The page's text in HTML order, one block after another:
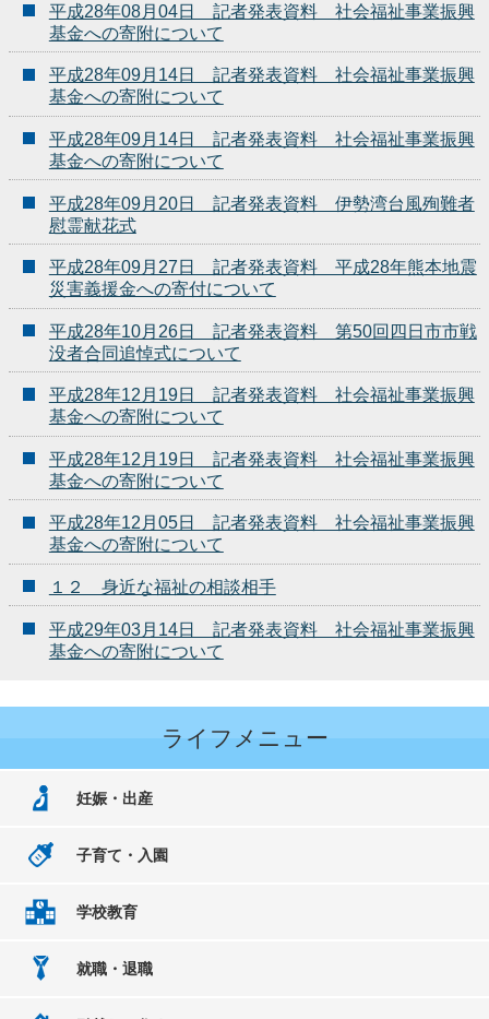
平成28年08月04日 記者発表資料 社会福祉事業振興
基金への寄附について
平成28年09月14日 記者発表資料 社会福祉事業振興
基金への寄附について
平成28年09月14日 記者発表資料 社会福祉事業振興
基金への寄附について
平成28年09月20日 記者発表資料 伊勢湾台風殉難者
慰霊献花式
平成28年09月27日 記者発表資料 平成28年熊本地震
災害義援金への寄付について
平成28年10月26日 記者発表資料 第50回四日市市戦
没者合同追悼式について
平成28年12月19日 記者発表資料 社会福祉事業振興
基金への寄附について
平成28年12月19日 記者発表資料 社会福祉事業振興
基金への寄附について
平成28年12月05日 記者発表資料 社会福祉事業振興
基金への寄附について
１２ 身近な福祉の相談相手
平成29年03月14日 記者発表資料 社会福祉事業振興
基金への寄附について
ライフメニュー
妊娠・出産
子育て・入園
学校教育
就職・退職